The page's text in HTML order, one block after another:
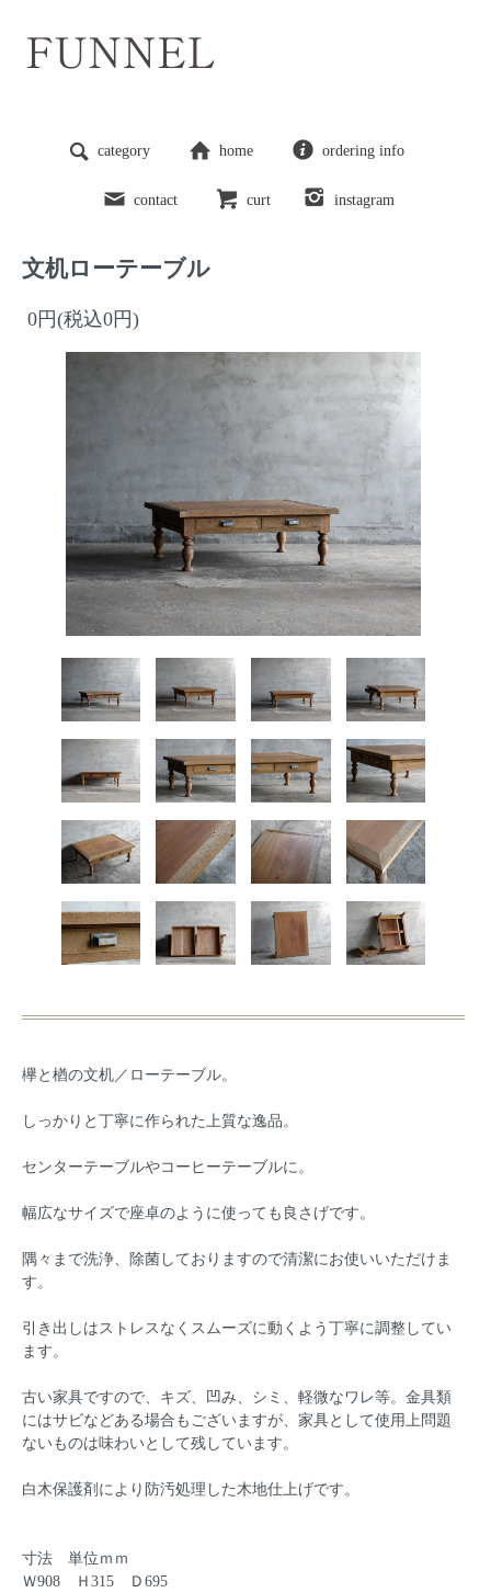
category home ordering info
contact curt instagram
文机ローテーブル
0円(税込0円)
欅と楢の文机／ローテーブル。
しっかりと丁寧に作られた上質な逸品。
センターテーブルやコーヒーテーブルに。
幅広なサイズで座卓のように使っても良さげです。
隅々まで洗浄、除菌しておりますので清潔にお使いいただけま
す。
引き出しはストレスなくスムーズに動くよう丁寧に調整してい
ます。
古い家具ですので、キズ、凹み、シミ、軽微なワレ等。金具類
にはサビなどある場合もございますが、家具として使用上問題
ないものは味わいとして残しています。
白木保護剤により防汚処理した木地仕上げです。
寸法 単位ｍｍ
Ｗ908 Ｈ315 Ｄ695